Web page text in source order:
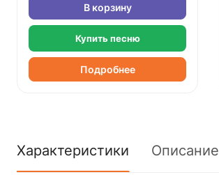
В корзину
Купить песню
Подробнее
Характеристики Описание